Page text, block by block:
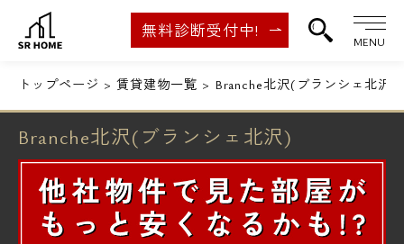
無料診断受付中!
MENU
トップページ 賃貸建物一覧 Branche北沢(ブランシェ北沢)
Branche北沢(ブランシェ北沢)